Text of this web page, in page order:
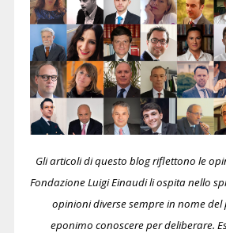
Gli articoli di questo blog riflettono le
Fondazione Luigi Einaudi li ospita nello
opinioni diverse sempre in nome del
eponimo conoscere per deliberare.